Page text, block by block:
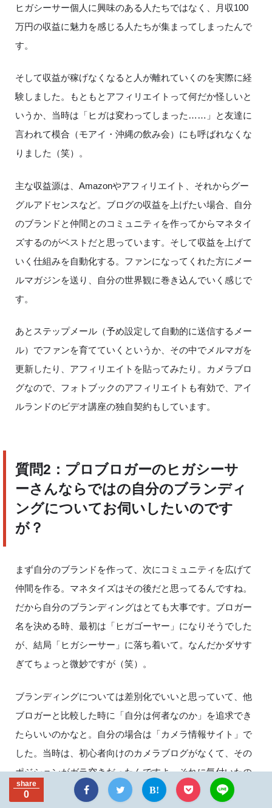
ヒガシーサー個人に興味のある人たちではなく、月収100
万円の収益に魅力を感じる人たちが集まってしまったんで
す。
そして収益が稼げなくなると人が離れていくのを実際に経
験しました。もともとアフィリエイトって何だか怪しいと
いうか、当時は「ヒガは変わってしまった……」と友達に
言われて模合（モアイ・沖縄の飲み会）にも呼ばれなくな
りました（笑）。
主な収益源は、 Amazonやアフィリエイト、それからグー
グルアドセンスなど。ブログの収益を上げたい場合、自分
のブランドと仲間とのコミュニティを作ってからマネタイ
ズするのがベストだと思っています。そして収益を上げて
いく仕組みを自動化する。ファンになってくれた方にメー
ルマガジンを送り、自分の世界観に巻き込んでいく感じで
す。
あとステップメール（予め設定して自動的に送信するメー
ル）でファンを育てていくというか、その中でメルマガを
更新したり、アフィリエイトを貼ってみたり。カメラブロ
グなので、フォトブックのアフィリエイトも有効で、アイ
ルランドのビデオ講座の独自契約もしています。
質問2 ：プロブロガーのヒガシーサ
ーさんならではの自分のブランディ
ングについてお伺いしたいのです
が？
まず自分のブランドを作って、次にコミュニティを広げて
仲間を作る。マネタイズはその後だと思ってるんですね。
だから自分のブランディングはとても大事です。ブロガー
名を決める時、最初は「ヒガゴーヤー」になりそうでした
が、結局「ヒガシーサー」に落ち着いて。なんだかダサす
ぎてちょっと微妙ですが（笑）。
ブランディングについては差別化でいいと思っていて、他
ブロガーと比較した時に「自分は何者なのか」を追求でき
たらいいのかなと。自分の場合は「カメラ情報サイト」で
した。当時は、初心者向けのカメラブログがなくて、その
ポジションがガラ空きだったんですよ。それに気付いたの
が大きくて、自分のブランディングの方向性を確立してい
share
0